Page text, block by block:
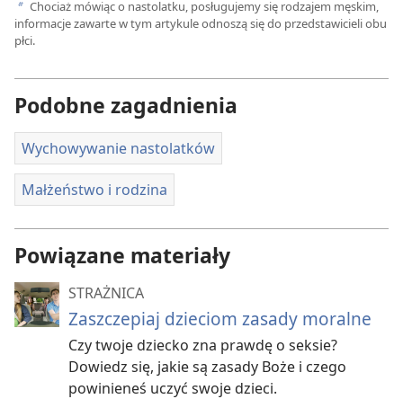
b Chociaż mówiąc o nastolatku, posługujemy się rodzajem męskim,
informacje zawarte w tym artykule odnoszą się do przedstawicieli obu
płci.
Podobne zagadnienia
Wychowywanie nastolatków
Małżeństwo i rodzina
Powiązane materiały
STRAŻNICA
Zaszczepiaj dzieciom zasady moralne
Czy twoje dziecko zna prawdę o seksie?
Dowiedz się, jakie są zasady Boże i czego
powinieneś uczyć swoje dzieci.